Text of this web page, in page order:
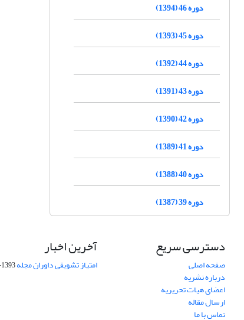
دوره 46 (1394)
دوره 45 (1393)
دوره 44 (1392)
دوره 43 (1391)
دوره 42 (1390)
دوره 41 (1389)
دوره 40 (1388)
دوره 39 (1387)
دسترسی سریع
صفحه اصلی
درباره نشریه
اعضای هیات تحریریه
ارسال مقاله
تماس با ما
آخرین اخبار
امتیاز تشویقی داوران مجله1393-09-01